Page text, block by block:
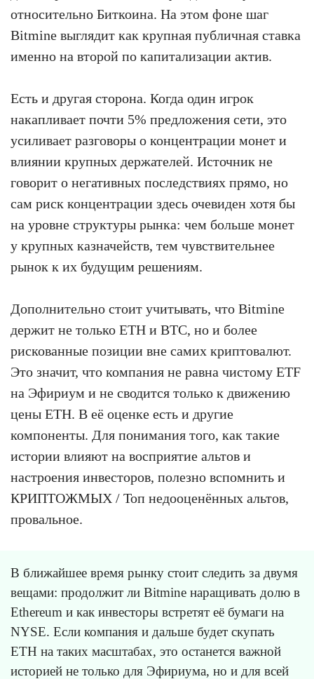
относительно Биткоина. На этом фоне шаг
Bitmine выглядит как крупная публичная ставка
именно на второй по капитализации актив.
Есть и другая сторона. Когда один игрок
накапливает почти 5% предложения сети, это
усиливает разговоры о концентрации монет и
влиянии крупных держателей. Источник не
говорит о негативных последствиях прямо, но
сам риск концентрации здесь очевиден хотя бы
на уровне структуры рынка: чем больше монет
у крупных казначейств, тем чувствительнее
рынок к их будущим решениям.
Дополнительно стоит учитывать, что Bitmine
держит не только ETH и BTC, но и более
рискованные позиции вне самих криптовалют.
Это значит, что компания не равна чистому ETF
на Эфириум и не сводится только к движению
цены ETH. В её оценке есть и другие
компоненты. Для понимания того, как такие
истории влияют на восприятие альтов и
настроения инвесторов, полезно вспомнить и
КРИПТОЖМЫХ / Топ недооценённых альтов,
провальное.
В ближайшее время рынку стоит следить за двумя
вещами: продолжит ли Bitmine наращивать долю в
Ethereum и как инвесторы встретят её бумаги на
NYSE. Если компания и дальше будет скупать
ETH на таких масштабах, это останется важной
историей не только для Эфириума, но и для всей